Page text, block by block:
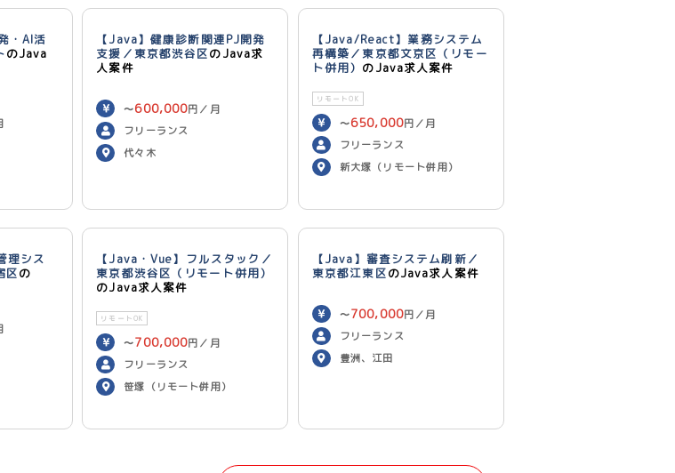
・AI活
のJava
【Java】健康診断関連PJ開発
支援／東京都渋谷区のJava求
人案件
〜600,000円／月
フリーランス
代々木
【Java/React】業務システム
再構築／東京都文京区（リモー
ト併用） のJava求人案件
リモートOK
〜650,000円／月
フリーランス
新大塚（リモート併用）
理シス
区の
【Java・Vue】フルスタック／
東京都渋谷区（リモート併用）
のJava求人案件
リモートOK
〜700,000円／月
フリーランス
笹塚（リモート併用）
【Java】審査システム刷新／
東京都江東区のJava求人案件
〜700,000円／月
フリーランス
豊洲、江田